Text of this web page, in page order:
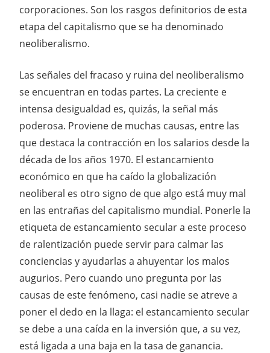
corporaciones. Son los rasgos definitorios de esta
etapa del capitalismo que se ha denominado
neoliberalismo.
Las señales del fracaso y ruina del neoliberalismo
se encuentran en todas partes. La creciente e
intensa desigualdad es, quizás, la señal más
poderosa. Proviene de muchas causas, entre las
que destaca la contracción en los salarios desde la
década de los años 1970. El estancamiento
económico en que ha caído la globalización
neoliberal es otro signo de que algo está muy mal
en las entrañas del capitalismo mundial. Ponerle la
etiqueta de estancamiento secular a este proceso
de ralentización puede servir para calmar las
conciencias y ayudarlas a ahuyentar los malos
augurios. Pero cuando uno pregunta por las
causas de este fenómeno, casi nadie se atreve a
poner el dedo en la llaga: el estancamiento secular
se debe a una caída en la inversión que, a su vez,
está ligada a una baja en la tasa de ganancia.